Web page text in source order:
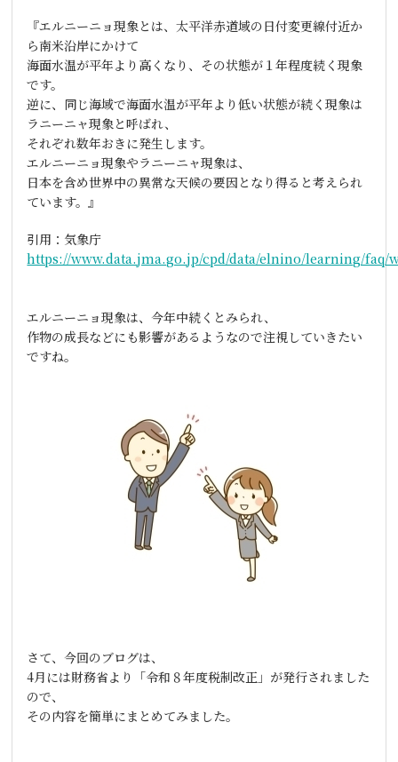
『エルニーニョ現象とは、太平洋赤道域の日付変更線付近か
ら南米沿岸にかけて
海面水温が平年より高くなり、その状態が１年程度続く現象
です。
逆に、同じ海域で海面水温が平年より低い状態が続く現象は
ラニーニャ現象と呼ばれ、
それぞれ数年おきに発生します。
エルニーニョ現象やラニーニャ現象は、
日本を含め世界中の異常な天候の要因となり得ると考えられ
ています。』
引用：気象庁
https://www.data.jma.go.jp/cpd/data/elnino/learning/
エルニーニョ現象は、今年中続くとみられ、
作物の成長などにも影響があるようなので注視していきたい
ですね。
さて、今回のブログは、
4月には財務省より「令和８年度税制改正」が発行されました
ので、
その内容を簡単にまとめてみました。